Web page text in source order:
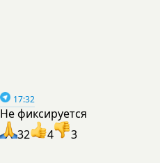
17:32
Не фиксируется
32
4 3